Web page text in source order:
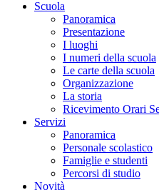
Scuola
Panoramica
Presentazione
I luoghi
I numeri della scuola
Le carte della scuola
Organizzazione
La storia
Ricevimento Orari
Servizi
Panoramica
Personale scolastico
Famiglie e studenti
Percorsi di studio
Novità